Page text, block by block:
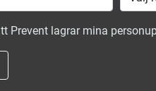
Prevent lagrar mina